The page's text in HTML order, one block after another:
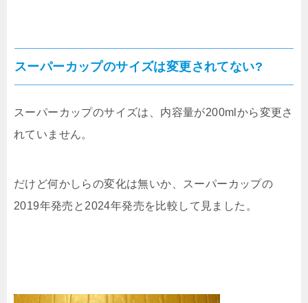
スーパーカップのサイズは変更されてない?
スーパーカップのサイズは、内容量が200mlから変更さ
れていません。
だけど何かしらの変化は無いか、スーパーカップの
2019年発売と2024年発売を比較して見ました。